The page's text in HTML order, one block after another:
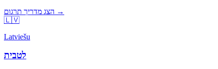
הצג מדריך תרגום →
🇱🇻
Latviešu
לטבית